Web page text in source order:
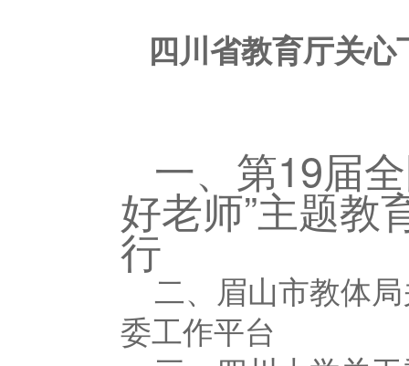
四川省教育厅关
一、第19届
好老师”主题教
行
二、眉山市教体
委工作平台